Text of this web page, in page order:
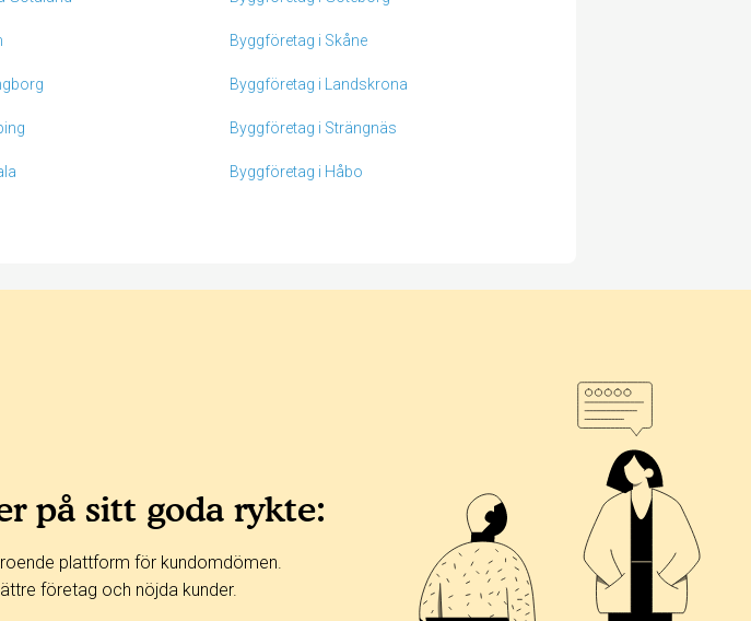
Byggföretag i Skåne
Byggföretag i Landskrona
Byggföretag i Strängnäs
Byggföretag i Håbo
på sitt goda rykte:
plattform för kundomdömen.
företag och nöjda kunder.